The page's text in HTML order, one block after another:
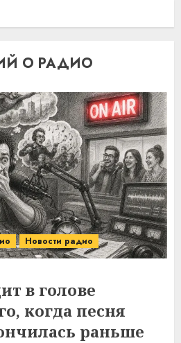
О РАДИО
Новости радио
в голове
когда песня
раньше